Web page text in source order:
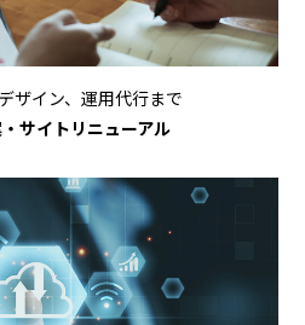
ザイン、運用代行まで
サイトリニューアル